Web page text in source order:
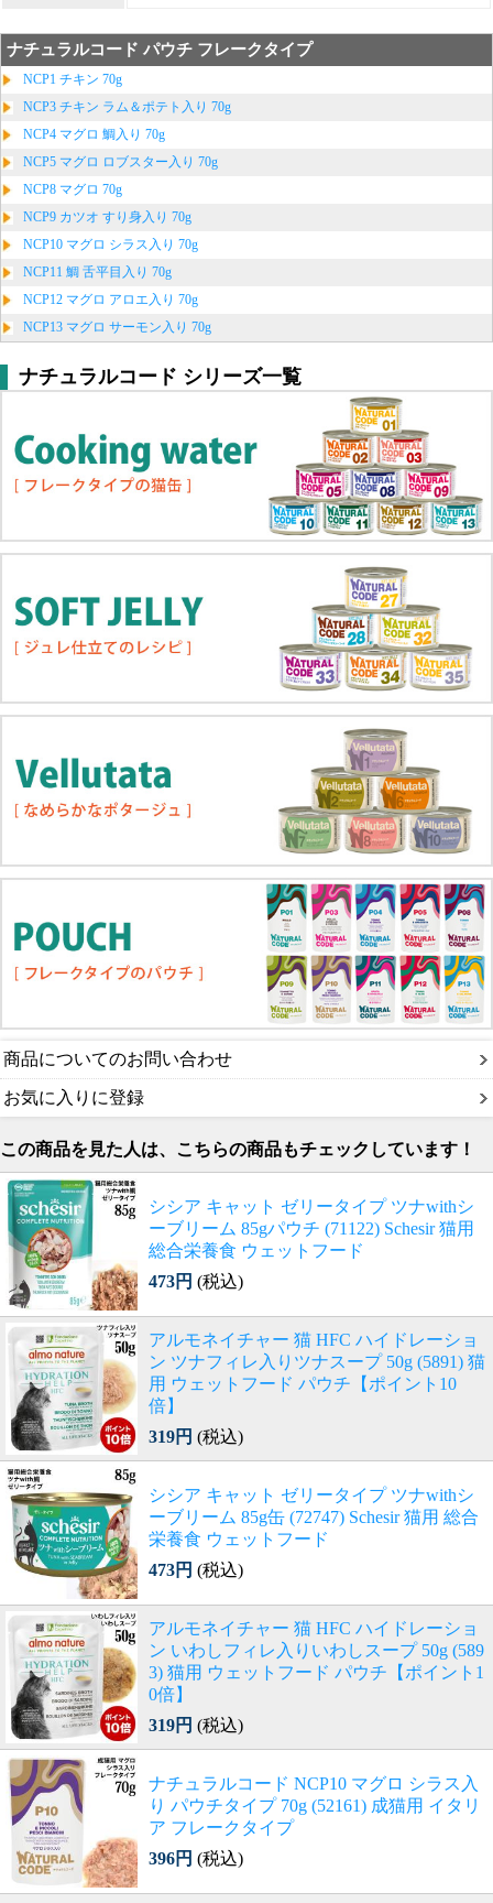
ナチュラルコード パウチ フレークタイプ
NCP1 チキン 70g
NCP3 チキン ラム＆ポテト入り 70g
NCP4 マグロ 鯛入り 70g
NCP5 マグロ ロブスター入り 70g
NCP8 マグロ 70g
NCP9 カツオ すり身入り 70g
NCP10 マグロ シラス入り 70g
NCP11 鯛 舌平目入り 70g
NCP12 マグロ アロエ入り 70g
NCP13 マグロ サーモン入り 70g
ナチュラルコード シリーズ一覧
商品についてのお問い合わせ
お気に入りに登録
この商品を見た人は、こちらの商品もチェックしています！
シシア キャット ゼリータイプ ツナwithシ
ーブリーム 85gパウチ (71122) Schesir 猫用
総合栄養食 ウェットフード
473円 (税込)
アルモネイチャー 猫 HFC ハイドレーショ
ン ツナフィレ入りツナスープ 50g (5891) 猫
用 ウェットフード パウチ【ポイント10
倍】
319円 (税込)
シシア キャット ゼリータイプ ツナwithシ
ーブリーム 85g缶 (72747) Schesir 猫用 総合
栄養食 ウェットフード
473円 (税込)
アルモネイチャー 猫 HFC ハイドレーショ
ン いわしフィレ入りいわしスープ 50g (589
3) 猫用 ウェットフード パウチ【ポイント1
0倍】
319円 (税込)
ナチュラルコード NCP10 マグロ シラス入
り パウチタイプ 70g (52161) 成猫用 イタリ
ア フレークタイプ
396円 (税込)